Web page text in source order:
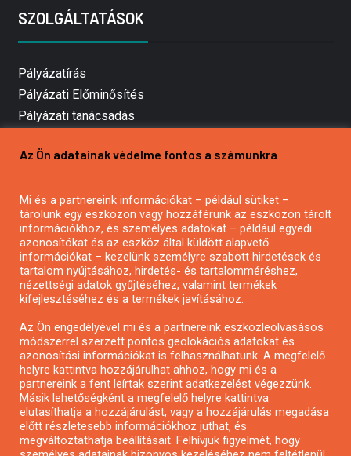
SZOLGÁLTATÁSOK
Pályázatírás
Pályázati Előminősítés
Pályázati tanácsadás
Mezőgazdasági pályázatírás
Pályázatírás civil szervezeteknek
Pályázatírás önkormányzatoknak
Pályázatfigyelés
Specifikus pályázatfigyelés vagy hírlevél
Pályázatok magánszemélyeknek
Pályázatok civil szervezeteknek
Pályázatok vállalkozásoknak
Önkormányzati pályázatok
Az Ön adatainak védelme fontos a számunkra
Mi és a partnereink információkat – például sütiket –
tárolunk egy eszközön vagy hozzáférünk az eszközön tárolt
információkhoz, és személyes adatokat – például egyedi
azonosítókat és az eszköz által küldött alapvető
információkat – kezelünk személyre szabott hirdetések és
tartalom nyújtásához, hirdetés- és tartalomméréshez,
nézettségi adatok gyűjtéséhez, valamint termékek
kifejlesztéséhez és a termékek javításához.
Az Ön engedélyével mi és a partnereink eszközleolvasásos
módszerrel szerzett pontos geolokációs adatokat és
azonosítási információkat is felhasználhatunk. A megfelelő
helyre kattintva hozzájárulhat ahhoz, hogy mi és a
partnereink a fent leírtak szerint adatkezelést végezzünk.
Másik lehetőségként a megfelelő helyre kattintva
elutasíthatja a hozzájárulást, vagy a hozzájárulás megadása
előtt részletesebb információkhoz juthat, és
megváltoztathatja beállításait. Felhívjuk figyelmét, hogy